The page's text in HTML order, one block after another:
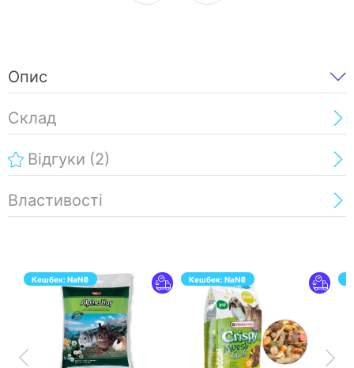
Опис
Склад
Відгуки (2)
Властивості
Кешбек:NaN₴
ПЕРЕЙТИ
Кешбек:NaN₴
ПЕРЕЙТИ